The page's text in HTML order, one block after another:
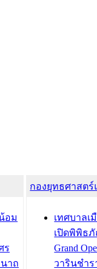
อม
ร
าถ
กองยุทธศาสต
เทศบาลเ
เปิดพิพิธภั
Grand
วารินชำร